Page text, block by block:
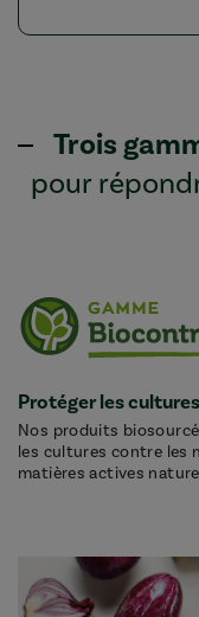
Trois
pour
Protéger les
Nos produits
les cultures contre les
matières actives